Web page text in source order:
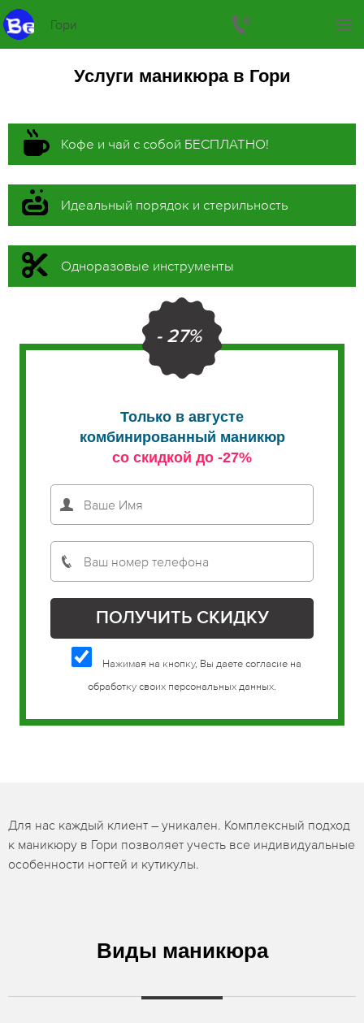
Гори
Услуги маникюра в Гори
Кофе и чай с собой БЕСПЛАТНО!
Идеальный порядок и стерильность
Одноразовые инструменты
- 27%
Только в августе
комбинированный маникюр
со скидкой до -27%
Нажимая на кнопку, Вы даете согласие на
обработку своих персональных данных.
Для нас каждый клиент – уникален. Комплексный подход
к маникюру в Гори позволяет учесть все индивидуальные
особенности ногтей и кутикулы.
Виды маникюра